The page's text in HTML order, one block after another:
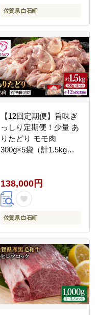
佐賀県 白石町
【12回定期便】旨味ぎ
っしり定期便！少量 あ
りたどり モモ肉
300g×5袋（計1.5kg）
138,000円
佐賀県 白石町